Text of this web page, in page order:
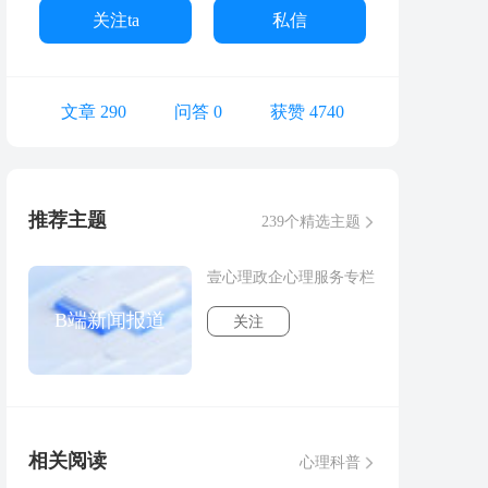
关注ta 私信
文章 290 问答 0 获赞 4740
推荐主题 239个精选主题
B端新闻报道
壹心理政企心理服务专栏
关注
相关阅读 心理科普